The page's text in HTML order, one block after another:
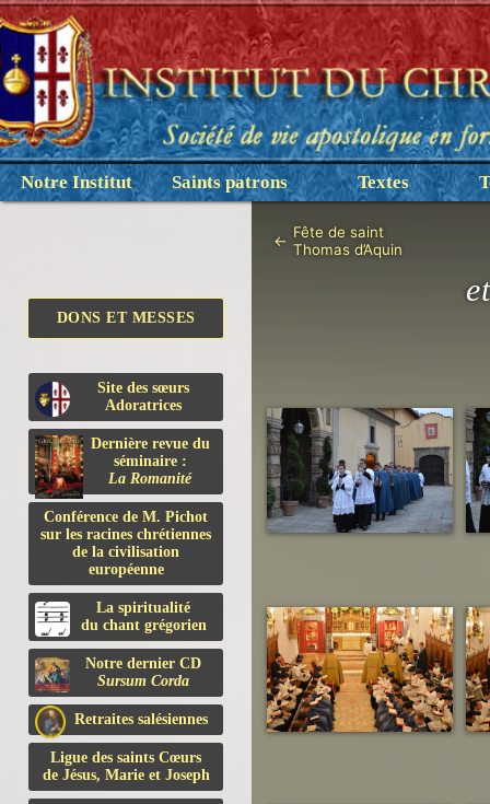
Notre Institut Saints patrons Textes
DONS ET MESSES
Site des sœurs
Adoratrices
Dernière revue du
séminaire :
La Romanité
Conférence de M. Pichot
sur les racines chrétiennes
de la civilisation
européenne
La spiritualité
du chant grégorien
Notre dernier CD
Sursum Corda
Retraites salésiennes
Ligue des saints Cœurs
de Jésus, Marie et Joseph
← Fête de saint
Thomas d’Aquin